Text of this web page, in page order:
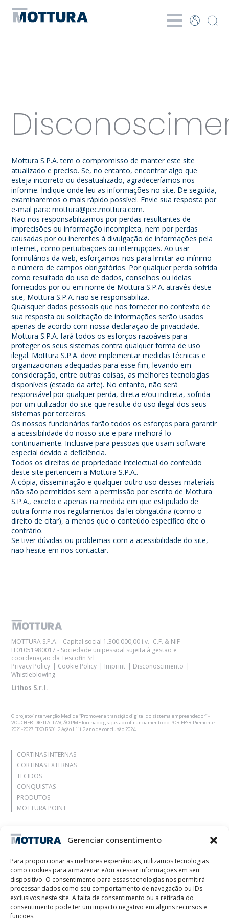
Gerenciar consentimento
Para proporcionar as melhores experiências, utilizamos tecnologias
como cookies para armazenar e/ou acessar informações em seu
dispositivo. O consentimento para essas tecnologias nos permitirá
processar dados como seu comportamento de navegação ou IDs
exclusivos neste site. A falta de consentimento ou a retirada do
consentimento pode ter um impacto negativo em alguns recursos e
funções.
Mottura S.P.A. tem o compromisso de manter este site
atualizado e preciso. Se, no entanto, encontrar algo que
esteja incorreto ou desatualizado, agradeceríamos nos
informe. Indique onde leu as informações no site. De seguida,
examinaremos o mais rápido possível. Envie sua resposta por
e-mail para:mottura@pec.mottura.com.
Não nos responsabilizamos por perdas resultantes de
imprecisões ou informação incompleta, nem por perdas
causadas por ou inerentes à divulgação de informações pela
internet, como perturbações ou interrupções. Ao usar
formulários da web, esforçamos-nos para limitar ao mínimo
o número de campos obrigatórios. Por qualquer perda sofrida
como resultado do uso de dados, conselhos ou ideias
fornecidos por ou em nome de Mottura S.P.A. através deste
site, Mottura S.P.A. não se responsabiliza.
Quaisquer dados pessoais que nos fornecer no contexto de
sua resposta ou solicitação de informações serão usados
apenas de acordo com nossa declaração de privacidade.
Mottura S.P.A. fará todos os esforços razoáveis para
proteger os seus sistemas contra qualquer forma de uso
ilegal. Mottura S.P.A. deve implementar medidas técnicas e
organizacionais adequadas para esse fim, levando em
consideração, entre outras coisas, as melhores tecnologias
disponíveis (estado da arte). No entanto, não será
responsável por qualquer perda, direta e/ou indireta, sofrida
por um utilizador do site que resulte do uso ilegal dos seus
sistemas por terceiros.
Os nossos funcionários farão todos os esforços para garantir
a acessibilidade do nosso site e para melhorá-lo
continuamente. Inclusive para pessoas que usam software
especial devido a deficiência.
Todos os direitos de propriedade intelectual do conteúdo
deste site pertencem a Mottura S.P.A..
A cópia, disseminação e qualquer outro uso desses materiais
não são permitidos sem a permissão por escrito de Mottura
S.P.A., exceto e apenas na medida em que estipulado de
outra forma nos regulamentos da lei obrigatória (como o
direito de citar), a menos que o conteúdo específico dite o
contrário.
Se tiver dúvidas ou problemas com a acessibilidade do site,
não hesite em nos contactar.
MOTTURA S.P.A. - Capital social 1.300.000,00 i.v. -C.F. & NIF
IT01051980017 - Sociedade unipessoal sujeita à gestão e
coordenação da Tescofin Srl
Privacy Policy
Cookie Policy Imprint
Disconoscimento
Whistleblowing
Lithos S.r.l.
O projeto/intervenção Medida “Promover a transição digital do sistema empreendedor” -
VOUCHER DIGITALIZAÇÃO PME foi criado graças ao cofinanciamento do POR FESR Piemonte
2021-2027 EIXO RSO1.2 Ação I.1ii.2 ano de conclusão 2024
CORTINAS INTERNAS
CORTINAS EXTERNAS
TECIDOS
CONQUISTAS
PRODUTOS
MOTTURA POINT
Agência
Deixe-se inspirar
Trabalhe Conosco
Área Reservada
Certificações
M2Net
Child Safety